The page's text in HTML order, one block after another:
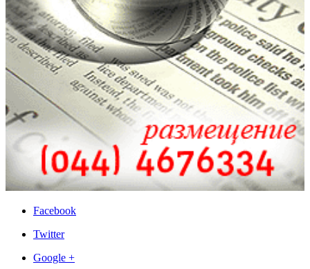
Facebook
Twitter
Google +